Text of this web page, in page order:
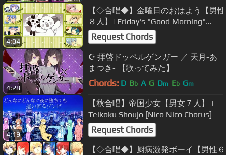
4:04
【◇合唱◆】金曜日のおはよう【男性
８人】| Friday's "Good Morning"
[Nico Nico Chorus]
Request Chords
4:28
☪ 拝啓ドッペルゲンガー ／ 天月-あ
まつき- 【歌ってみた】
Chords: D Bb A G Dm Eb Gm
4:19
【秋合唱】帝国少女【男女７人】 |
Teikoku Shoujo [Nico Nico Chorus]
Request Chords
【◇合唱◆】厨病激発ボーイ【男性６